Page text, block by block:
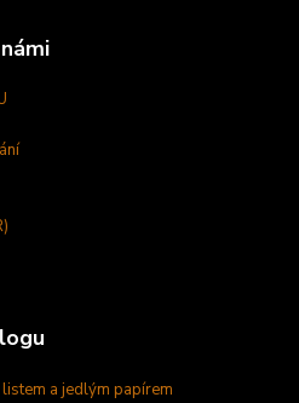
a jedlým papírem